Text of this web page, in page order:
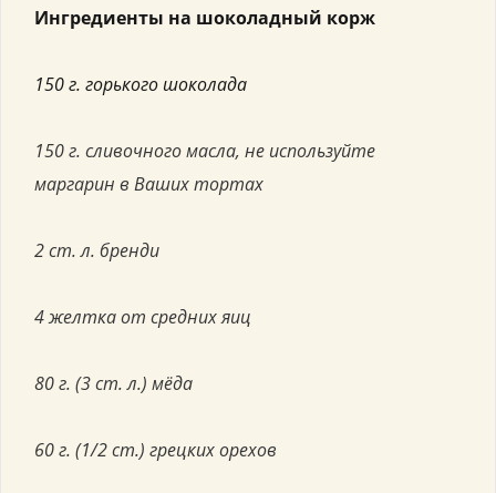
Ингредиенты на шоколадный корж
150 г. горького шоколада
150 г. сливочного масла, не используйте
маргарин в Ваших тортах
2 ст. л. бренди
4 желтка от средних яиц
80 г. (3 ст. л.) мёда
60 г. (1/2 ст.) грецких орехов